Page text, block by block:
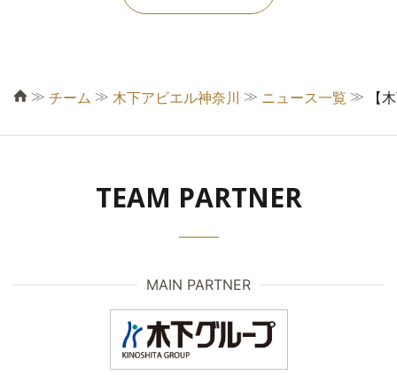
≫ チーム ≫ 木下アビエル神奈川 ≫ ニュース一覧 ≫ 【
TEAM PARTNER
MAIN PARTNER